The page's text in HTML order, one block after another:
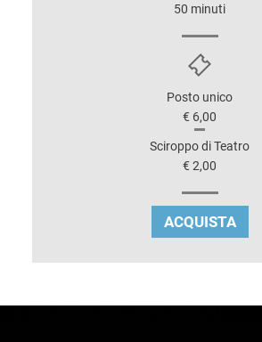
50 minuti
Posto unico
€ 6,00
Sciroppo di Teatro
€ 2,00
ACQUISTA